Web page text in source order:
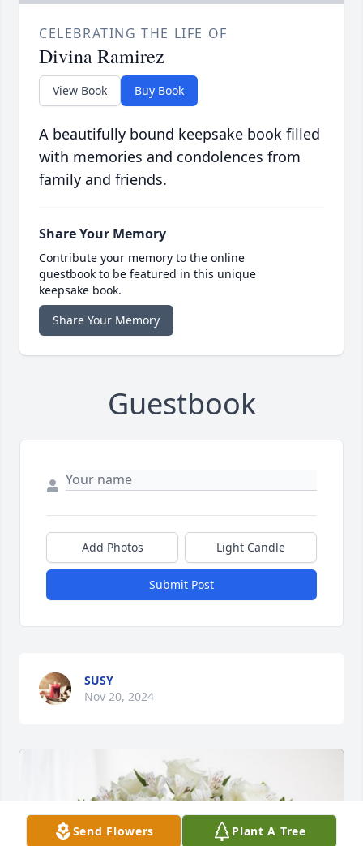
CELEBRATING THE LIFE OF
Divina Ramirez
View Book Buy Book
A beautifully bound keepsake book filled
with memories and condolences from
family and friends.
Share Your Memory
Contribute your memory to the online
guestbook to be featured in this unique
keepsake book.
Share Your Memory
Guestbook
Add Photos Light Candle
Submit Post
SUSY
Nov 20, 2024
Send Flowers Plant A Tree